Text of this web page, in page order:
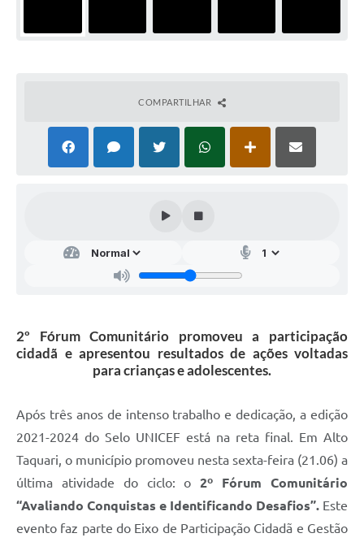
COMPARTILHAR
2º Fórum Comunitário promoveu a participação
cidadã e apresentou resultados de ações voltadas
para crianças e adolescentes.
Após três anos de intenso trabalho e dedicação, a edição
2021-2024 do Selo UNICEF está na reta final. Em Alto
Taquari, o município promoveu nesta sexta-feira (21.06) a
última atividade do ciclo: o2º Fórum Comunitário
“Avaliando Conquistas e Identificando Desafios”. Este
evento faz parte do Eixo de Participação Cidadã e Gestão